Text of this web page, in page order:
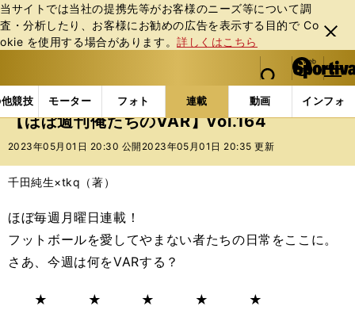
当サイトでは当社の提携先等がお客様のニーズ等について調
査・分析したり、お客様にお勧めの広告を表⽰する⽬的で Co
okie を使⽤する場合があります。詳しくはこちら
閉じ
る
web Sportiva (webスポルティーバ)
検索
マイペ
ー
ジ
メニュ
競技 モーター フォト 連載 動画 インフォ
b
ス
ポ
ル
ィ
バ
連載コラム スポマン！ 俺たちのVAR 【ほぼ週
【ほぼ週刊俺たちのVAR】vol.164
2023年05月01日 20:30 公開 2023年05月01日 20:35 更新
千田純生×tkq（著）
ほぼ毎週月曜日連載！
フットボールを愛してやまない者たちの日常をここに。
さあ、今週は何をVARする？
★ ★ ★ ★ ★